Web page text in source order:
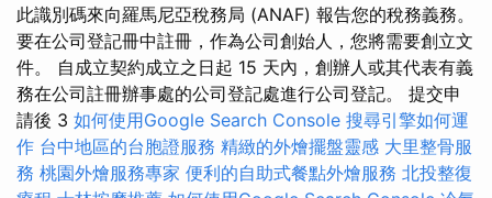
此識別碼來向羅馬尼亞稅務局 (ANAF) 報告您的稅務義務。
要在公司登記冊中註冊，作為公司創始人，您將需要創立文
件。 自成立契約成立之日起 15 天內，創辦人或其代表有義
務在公司註冊辦事處的公司登記處進行公司登記。 提交申
請後 3 如何使用Google Search Console 搜尋引擎如何運
作 台中地區的台胞證服務 精緻的外燴擺盤靈感 大里整骨服
務 桃園外燴服務專家 便利的自助式餐點外燴服務 北投整復